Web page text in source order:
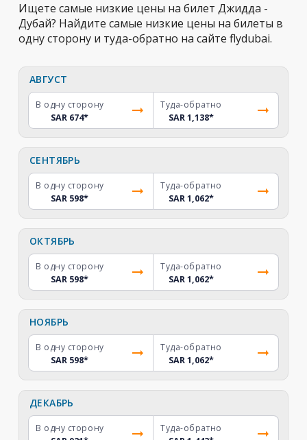
Ищете самые низкие цены на билет Джидда -
Дубай? Найдите самые низкие цены на билеты в
одну сторону и туда-обратно на сайте flydubai.
АВГУСТ
В одну сторону
SAR 674*
Туда-обратно
SAR 1,138*
СЕНТЯБРЬ
В одну сторону
SAR 598*
Туда-обратно
SAR 1,062*
ОКТЯБРЬ
В одну сторону
SAR 598*
Туда-обратно
SAR 1,062*
НОЯБРЬ
В одну сторону
SAR 598*
Туда-обратно
SAR 1,062*
ДЕКАБРЬ
В одну сторону
Туда-обратно